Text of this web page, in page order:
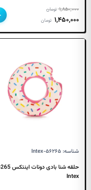
۱,۸۵۰,۰۰۰ تومان
قیمت
اصلی
۱,۸۵۰,۰۰۰ تومان
۱,۴۵۰,۰۰۰ تومانقیمت
فعلی
۱,۴۵۰,۰۰۰ تومان
شناسه: Intex-۵۶۲۶۵
حلقه شنا بادی
Intex